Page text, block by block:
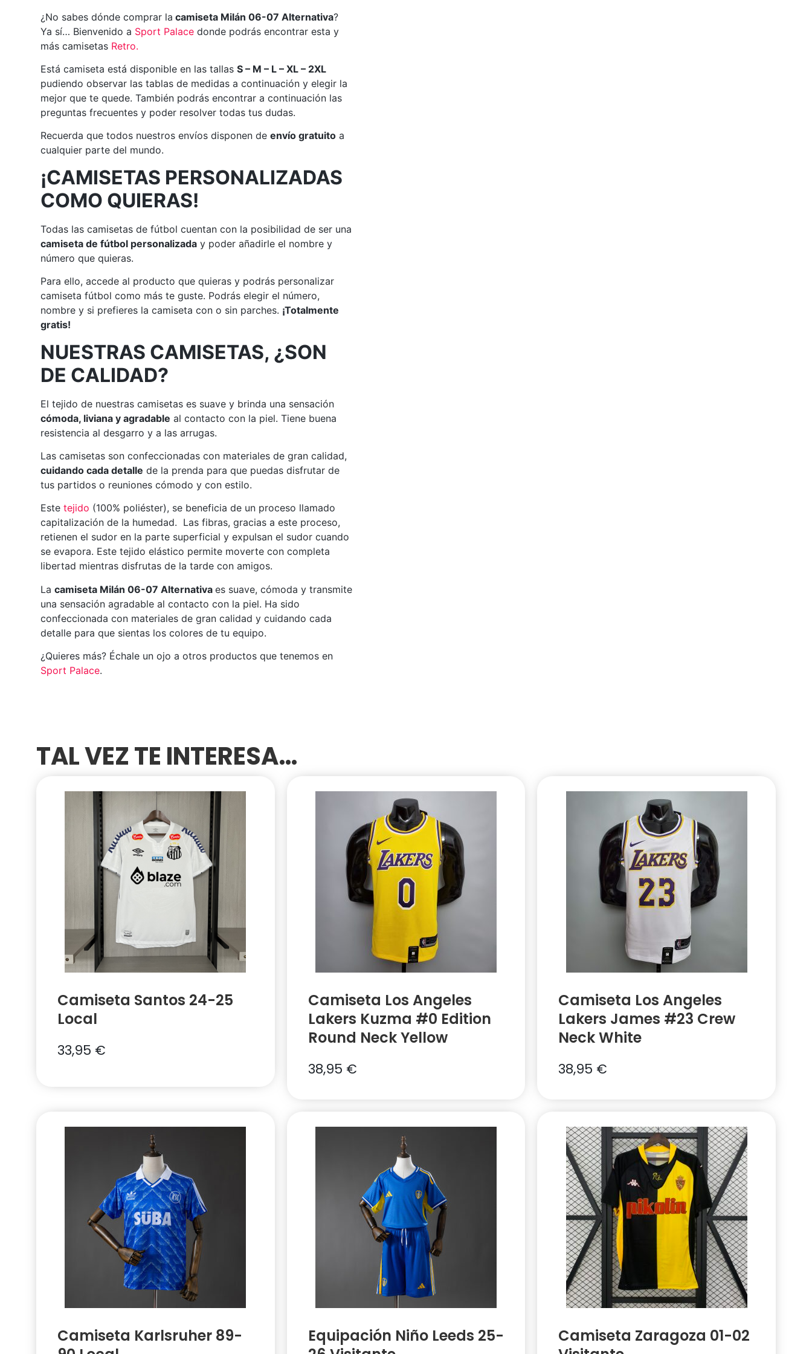
¿No sabes dónde comprar la camiseta Milán 06-07 Alternativa?
Ya sí… Bienvenido a Sport Palace donde podrás encontrar esta y
más camisetas Retro.
Está camiseta está disponible en las tallasS – M – L – XL – 2XL
pudiendo observar las tablas de medidas a continuación y elegir la
mejor que te quede. También podrás encontrar a continuación las
preguntas frecuentes y poder resolver todas tus dudas.
Recuerda que todos nuestros envíos disponen deenvío gratuito a
cualquier parte del mundo.
¡CAMISETAS PERSONALIZADAS
COMO QUIERAS!
Todas las camisetas de fútbol cuentan con la posibilidad de ser una
camiseta de fútbol personalizada y poder añadirle el nombre y
número que quieras.
Para ello, accede al producto que quieras y podrás personalizar
camiseta fútbol como más te guste. Podrás elegir el número,
nombre y si prefieres la camiseta con o sin parches. ¡Totalmente
gratis!
NUESTRAS CAMISETAS, ¿SON
DE CALIDAD?
El tejido de nuestras camisetas es suave y brinda una sensación
cómoda, liviana y agradable al contacto con la piel. Tiene buena
resistencia al desgarro y a las arrugas.
Las camisetas son confeccionadas con materiales de gran calidad,
cuidando cada detalle de la prenda para que puedas disfrutar de
tus partidos o reuniones cómodo y con estilo.
Estetejido (100% poliéster), se beneficia de un proceso llamado
capitalización de la humedad. Las fibras, gracias a este proceso,
retienen el sudor en la parte superficial y expulsan el sudor cuando
se evapora. Este tejido elástico permite moverte con completa
libertad mientras disfrutas de la tarde con amigos.
Lacamiseta Milán 06-07 Alternativa es suave, cómoda y transmite
una sensación agradable al contacto con la piel. Ha sido
confeccionada con materiales de gran calidad y cuidando cada
detalle para que sientas los colores de tu equipo.
¿Quieres más? Échale un ojo a otros productos que tenemos en
Sport Palace.
TAL VEZ TE INTERESA…
Camiseta Santos 24-25
Local
33,95 €
Camiseta Los Angeles
Lakers Kuzma #0 Edition
Round Neck Yellow
38,95 €
Camiseta Los Angeles
Lakers James #23 Crew
Neck White
38,95 €
Camiseta Karlsruher 89-
Equipación Niño Leeds 25-
Camiseta Zaragoza 01-02